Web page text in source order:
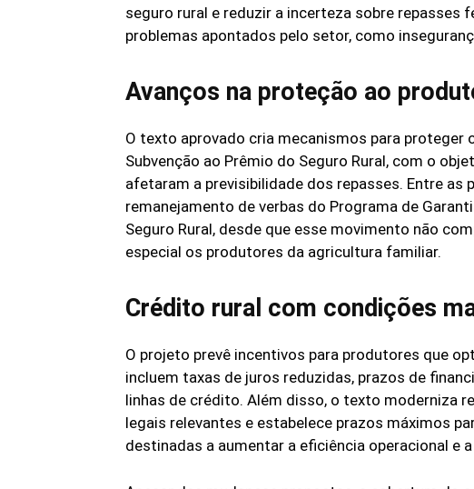
seguro rural e reduzir a incerteza sobre repasses
problemas apontados pelo setor, como
Avanços na proteção ao
O texto aprovado cria mecanismos para
Subvenção ao Prêmio do Seguro Rural, com o
afetaram a previsibilidade dos repasses. Entre as
remanejamento de verbas do Programa de
Seguro Rural, desde que esse movimento não
especial os produtores da agricultura familiar.
Crédito rural com condições
O projeto prevê incentivos para produtores que
incluem taxas de juros reduzidas, prazos de
linhas de crédito. Além disso, o texto moderniza
legais relevantes e estabelece prazos máximos
destinadas a aumentar a eficiência operacional e